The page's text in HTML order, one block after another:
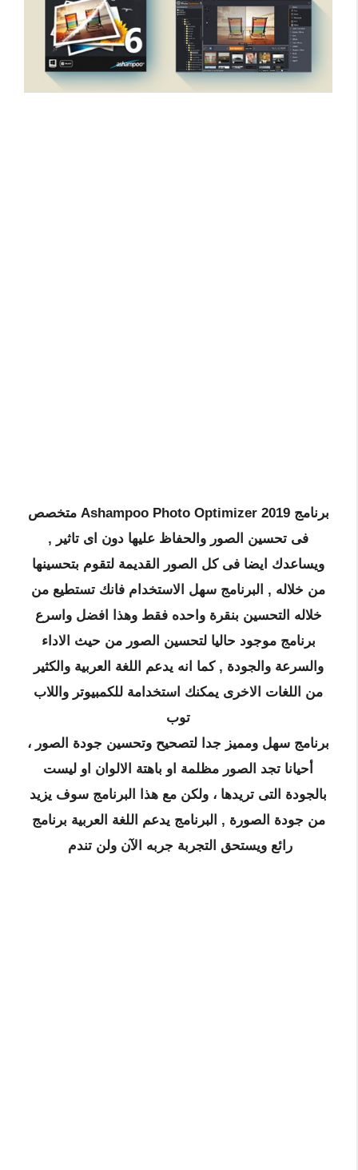
برنامج Ashampoo Photo Optimizer 2019 متخصص
فى تحسين الصور والحفاظ عليها دون اى تاثير ,
ويساعدك ايضا فى كل الصور القديمة لتقوم بتحسينها
من خلاله , البرنامج سهل الاستخدام فانك تستطيع من
خلاله التحسين بنقرة واحده فقط وهذا افضل واسرع
برنامج موجود حاليا لتحسين الصور من حيث الاداء
والسرعة والجودة , كما انه يدعم اللغة العربية والكثير
من اللغات الاخرى يمكنك استخدامة للكمبيوتر واللاب
توب
برنامج سهل ومميز جدا لتصحيح وتحسين جودة الصور ،
أحيانا تجد الصور مظلمة او باهتة الالوان او ليست
بالجودة التى تريدها ، ولكن مع هذا البرنامج سوف يزيد
من جودة الصورة , البرنامج يدعم اللغة العربية برنامج
رائع ويستحق التجربة جربه الآن ولن تندم